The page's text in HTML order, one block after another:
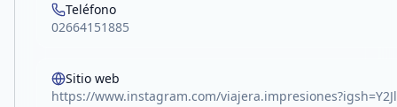
Teléfono
02664151885
Sitio web
https://www.instagram.com/